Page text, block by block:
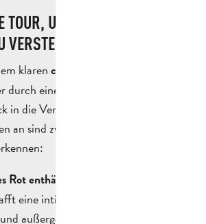
UM DIE GESCHICHTE
klarenchronologischen Faden
eine einfache, elegante
in die Vergangenheit. Von den
an sind zwei Zeitalter und zwei
Rot enthält die Periode 1831-1914
eine intime Atmosphäre, die die
außergewöhnlichen militärischen